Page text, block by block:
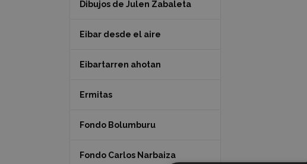
Dibujos de Julen Zabaleta
Eibar desde el aire
Eibartarren ahotan
Ermitas
Fondo Bolumburu
Fondo Carlos Narbaiza